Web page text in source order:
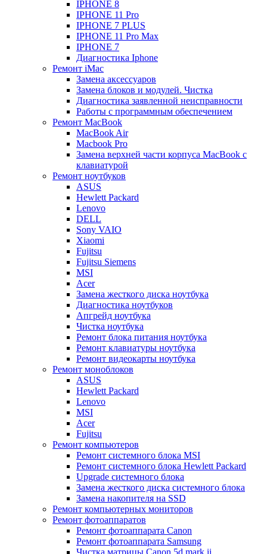
IPHONE 8
IPHONE 11 Pro
IPHONE 7 PLUS
IPHONE 11 Pro Max
IPHONE 7
Диагностика Iphone
Ремонт iMac
Замена аксессуаров
Замена блоков и модулей. Чистка
Диагностика заявленной неисправности
Работы с программным обеспечением
Ремонт MacBook
MacBook Air
Macbook Pro
Замена верхней части корпуса MacBook с
клавиатурой
Ремонт ноутбуков
ASUS
Hewlett Packard
Lenovo
DELL
Sony VAIO
Xiaomi
Fujitsu
Fujitsu Siemens
MSI
Acer
Замена жесткого диска ноутбука
Диагностика ноутбуков
Апгрейд ноутбука
Чистка ноутбука
Ремонт блока питания ноутбука
Ремонт клавиатуры ноутбука
Ремонт видеокарты ноутбука
Ремонт моноблоков
ASUS
Hewlett Packard
Lenovo
MSI
Acer
Fujitsu
Ремонт компьютеров
Ремонт системного блока MSI
Ремонт системного блока Hewlett Packard
Upgrade системного блока
Замена жесткого диска системного блока
Замена накопителя на SSD
Ремонт компьютерных мониторов
Ремонт фотоаппаратов
Ремонт фотоаппарата Canon
Ремонт фотоаппарата Samsung
Чистка матрицы Canon 5d mark ii